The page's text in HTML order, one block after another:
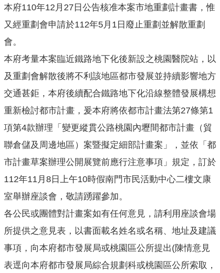
區
都
市
計
回
頁
網
站
導
覽
政
信
箱
E
g
本府110年12月27日公告核准本案市地重劃計畫書，惟
又經重劃會申請於112年5月1日廢止重劃並解散重劃
會。
本府考量本案臨近鐵路地下化後新設之桃園醫院站，以
及重劃會解散後將不利該地區都市發展並持續影響地方
交通甚鉅，本府後續配合鐵路地下化沿線整體發展構想
重新檢討都市計畫，爰本府將依都市計畫法第27條第1
項第4款辦理「變更縱貫公路桃園內壢間都市計畫（貿
聯倉儲及周邊地區）案暨擬定細部計畫案」，並依「都
市計畫草案辦理公開展覽前應行注意事項」規定，訂於
112年11月8日上午10時假南門市民活動中心二樓文康
室舉辦座談會，敬請踴躍參加。
各公民或團體對計畫案如有任何意見，請利用座談會場
所提供之意見表，以書面載名姓名或名稱、地址及建議
事項，向本府都市發展局或桃園區公所提出(陳情意見
表逕向本府都市發展局綜合規劃科或桃園區公所索取，